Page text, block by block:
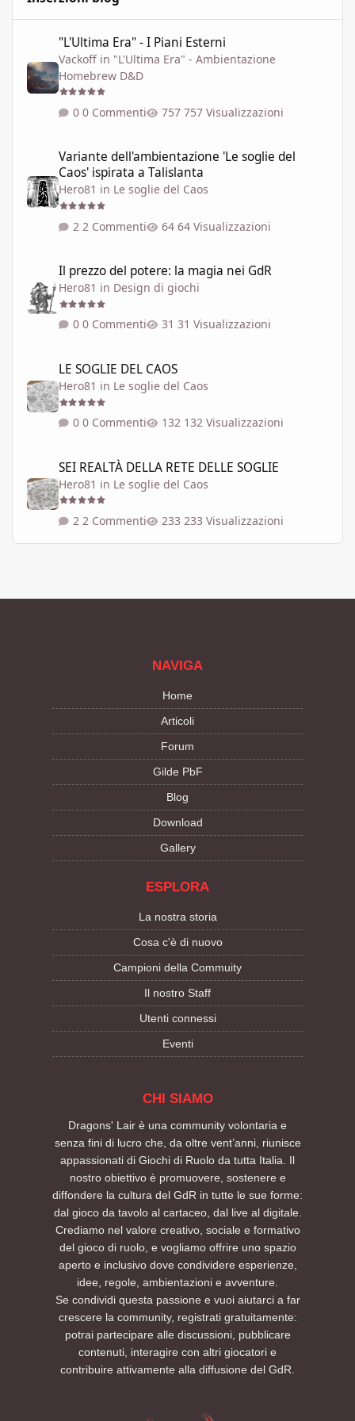
"L'Ultima Era" - I Piani Esterni
Vackoff in "L'Ultima Era" - Ambientazione
Homebrew D&D
0 Commenti 757 Visualizzazioni
Variante dell'ambientazione 'Le soglie del
Caos' ispirata a Talislanta
Hero81 in Le soglie del Caos
2 Commenti 64 Visualizzazioni
Il prezzo del potere: la magia nei GdR
Hero81 in Design di giochi
0 Commenti 31 Visualizzazioni
LE SOGLIE DEL CAOS
Hero81 in Le soglie del Caos
0 Commenti 132 Visualizzazioni
SEI REALTÀ DELLA RETE DELLE SOGLIE
Hero81 in Le soglie del Caos
2 Commenti 233 Visualizzazioni
NAVIGA
Home
Articoli
Forum
Gilde PbF
Blog
Download
Gallery
ESPLORA
La nostra storia
Cosa c'è di nuovo
Campioni della Commuity
Il nostro Staff
Utenti connessi
Eventi
CHI SIAMO
Dragons' Lair è una community volontaria e
senza fini di lucro che, da oltre vent’anni, riunisce
appassionati di Giochi di Ruolo da tutta Italia. Il
nostro obiettivo è promuovere, sostenere e
diffondere la cultura del GdR in tutte le sue forme:
dal gioco da tavolo al cartaceo, dal live al digitale.
Crediamo nel valore creativo, sociale e formativo
del gioco di ruolo, e vogliamo offrire uno spazio
aperto e inclusivo dove condividere esperienze,
idee, regole, ambientazioni e avventure.
Se condividi questa passione e vuoi aiutarci a far
crescere la community, registrati gratuitamente:
potrai partecipare alle discussioni, pubblicare
contenuti, interagire con altri giocatori e
contribuire attivamente alla diffusione del GdR.